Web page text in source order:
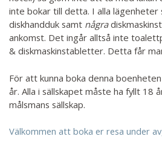
inte bokar till detta. I alla lägenheter
diskhandduk samt några
ankomst. Det ingår alltså inte
& diskmaskinstabletter. Detta får
För att kunna boka denna
år. Alla i sällskapet måste ha fyllt 18
målsmans sällskap.
Välkommen att boka er resa under